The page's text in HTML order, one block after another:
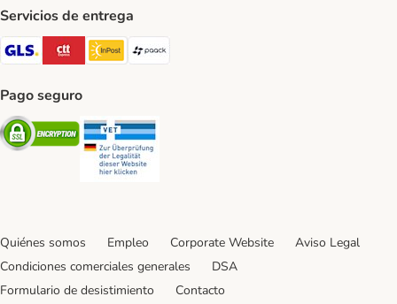
Servicios de entrega
GLS Shipping Method
CTTExpress Shipping Method
InPost Shipping Method
paack Shipping Method
Pago seguro
Security
Quiénes somos Empleo Corporate Website
Aviso Legal
Condiciones comerciales generales
DSA
Formulario de desistimiento
Contacto